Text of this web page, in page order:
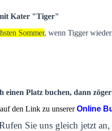
Kater "Tiger"
Sommer, wenn Tigger
einen Platz buchen, dann
den Link zu unsererOnline
Sie uns gleich jetzt an,